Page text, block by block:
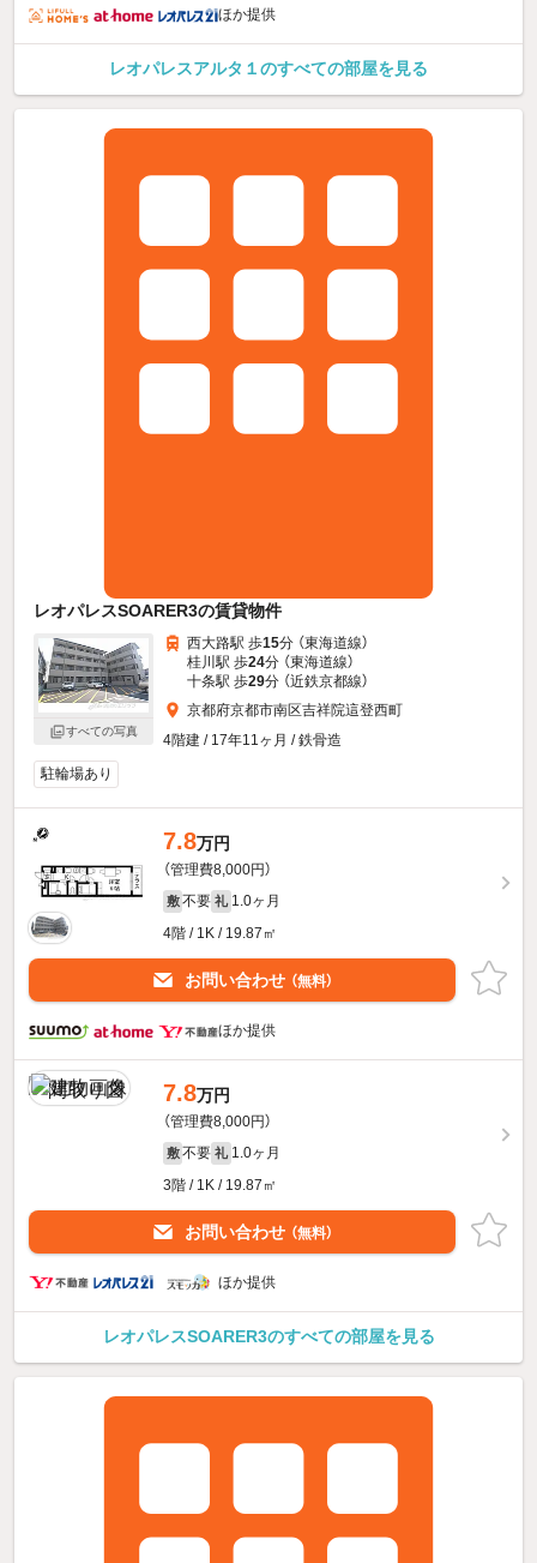
ほか提供
レオパレスアルタ１のすべての部屋を見る
レオパレスSOARER3の賃貸物件
すべての写真
西大路駅 歩15分 （東海道線）
桂川駅 歩24分 （東海道線）
十条駅 歩29分 （近鉄京都線）
京都府京都市南区吉祥院這登西町
4階建 / 17年11ヶ月 / 鉄骨造
駐輪場あり
7.8万円
（管理費8,000円）
敷 不要 礼 1.0ヶ月
4階 / 1K / 19.87㎡
お問い合わせ （無料）
ほか提供
7.8万円
（管理費8,000円）
敷 不要 礼 1.0ヶ月
3階 / 1K / 19.87㎡
お問い合わせ （無料）
ほか提供
レオパレスSOARER3のすべての部屋を見る